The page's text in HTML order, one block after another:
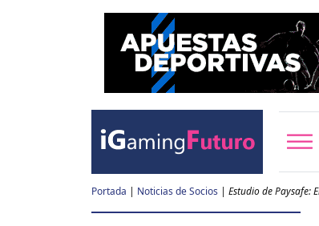
Portada | Noticias de Socios | Estudio de Paysafe: